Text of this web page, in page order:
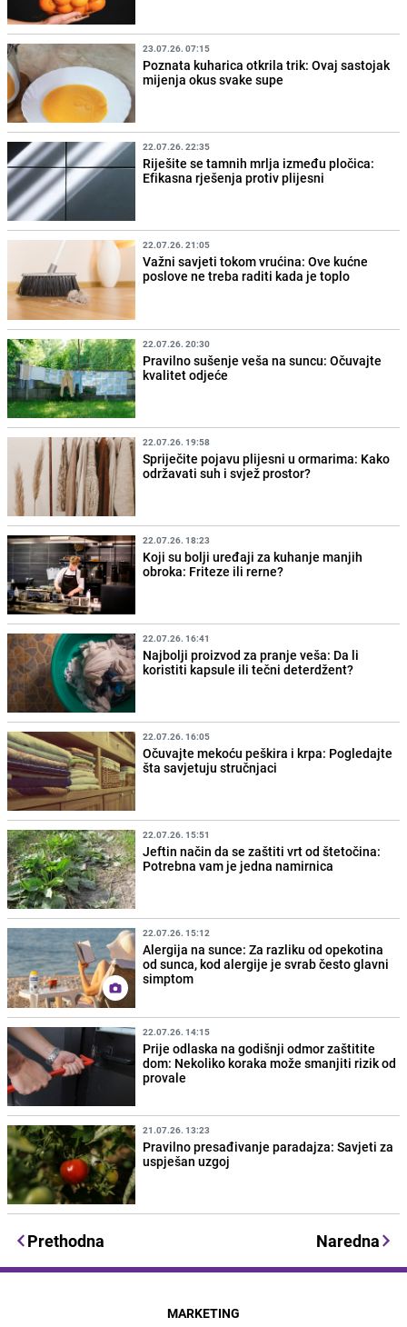
23.07.26. 07:15
Poznata kuharica otkrila trik: Ovaj sastojak
mijenja okus svake supe
22.07.26. 22:35
Riješite se tamnih mrlja između pločica:
Efikasna rješenja protiv plijesni
22.07.26. 21:05
Važni savjeti tokom vrućina: Ove kućne
poslove ne treba raditi kada je toplo
22.07.26. 20:30
Pravilno sušenje veša na suncu: Očuvajte
kvalitet odjeće
22.07.26. 19:58
Spriječite pojavu plijesni u ormarima: Kako
održavati suh i svjež prostor?
22.07.26. 18:23
Koji su bolji uređaji za kuhanje manjih
obroka: Friteze ili rerne?
22.07.26. 16:41
Najbolji proizvod za pranje veša: Da li
koristiti kapsule ili tečni deterdžent?
22.07.26. 16:05
Očuvajte mekoću peškira i krpa: Pogledajte
šta savjetuju stručnjaci
22.07.26. 15:51
Jeftin način da se zaštiti vrt od štetočina:
Potrebna vam je jedna namirnica
22.07.26. 15:12
Alergija na sunce: Za razliku od opekotina
od sunca, kod alergije je svrab često glavni
simptom
22.07.26. 14:15
Prije odlaska na godišnji odmor zaštitite
dom: Nekoliko koraka može smanjiti rizik od
provale
21.07.26. 13:23
Pravilno presađivanje paradajza: Savjeti za
uspješan uzgoj
Prethodna Naredna
MARKETING